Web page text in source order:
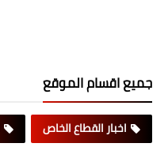
جميع اقسام الموقع
اخبار القطاع الخاص